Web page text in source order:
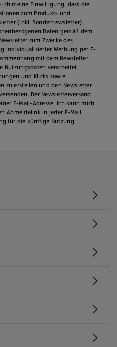
ich meine Einwilligung, dass die
zum Produkt- und
(inkl. Sondernewsletter)
Daten gemäß dem
zum Zwecke des
individualisierter Werbung per E-
mit dem Newsletter
Nutzungsdaten verarbeitet,
und Klicks sowie
zu erstellen und den Newsletter
Der Newsletterversand
E-Mail-Adresse. Ich kann mich
Abmeldelink in jeder E‑Mail
für die künftige Nutzung